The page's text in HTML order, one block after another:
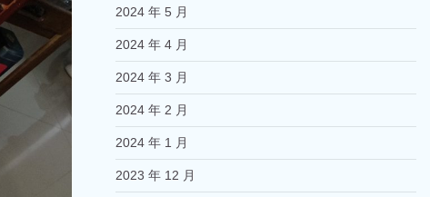
2024 年 5 月
2024 年 4 月
2024 年 3 月
2024 年 2 月
2024 年 1 月
2023 年 12 月